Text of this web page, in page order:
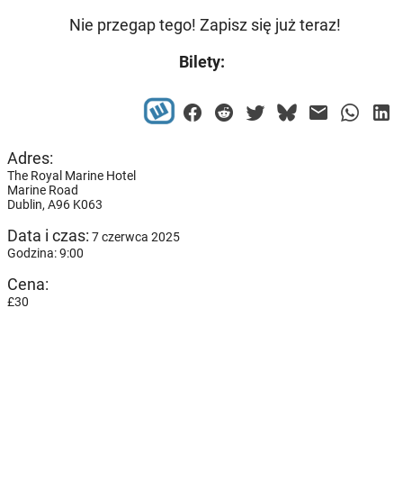
Nie przegap tego! Zapisz się już teraz!
Bilety:
Adres:
The Royal Marine Hotel
Marine Road
Dublin, A96 K063
Data i czas: 7 czerwca 2025
Godzina: 9:00
Cena:
£30